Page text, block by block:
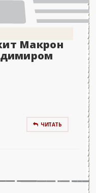
Макрон
ЧИТАТЬ